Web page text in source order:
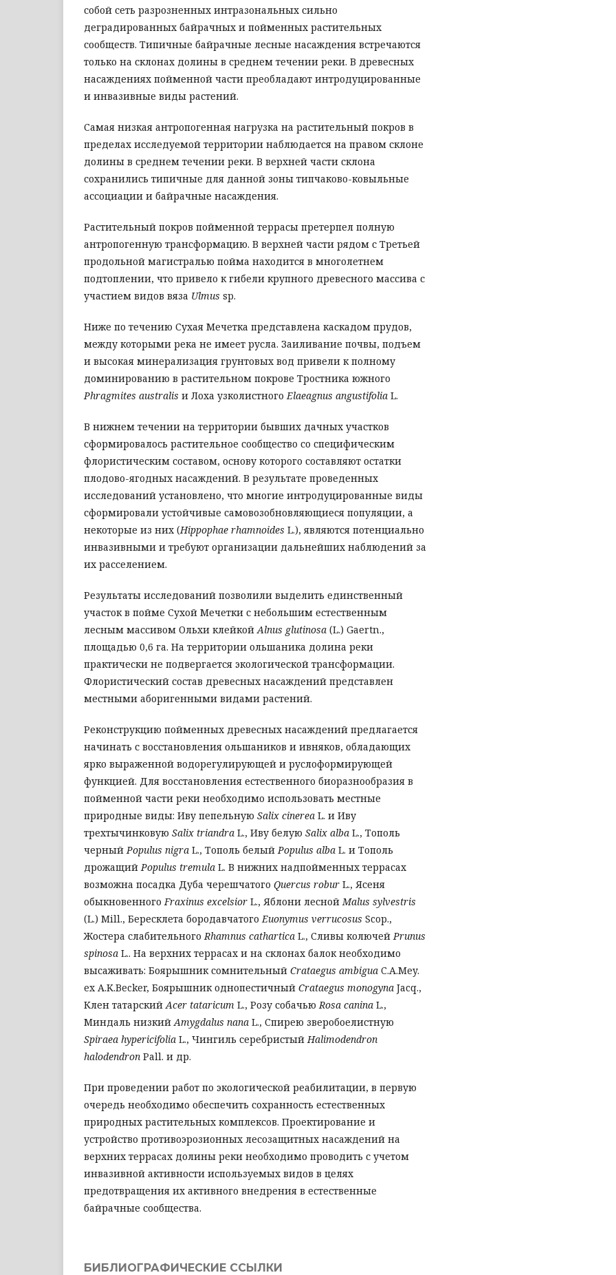
собой сеть разрозненных интразональных сильно
деградированных байрачных и пойменных растительных
сообществ. Типичные байрачные лесные насаждения встречаются
только на склонах долины в среднем течении реки. В древесных
насаждениях пойменной части преобладают интродуцированные
и инвазивные виды растений.
Самая низкая антропогенная нагрузка на растительный покров в
пределах исследуемой территории наблюдается на правом склоне
долины в среднем течении реки. В верхней части склона
сохранились типичные для данной зоны типчаково-ковыльные
ассоциации и байрачные насаждения.
Растительный покров пойменной террасы претерпел полную
антропогенную трансформацию. В верхней части рядом с Третьей
продольной магистралью пойма находится в многолетнем
подтоплении, что привело к гибели крупного древесного массива с
участием видов вяза Ulmus sp.
Ниже по течению Сухая Мечетка представлена каскадом прудов,
между которыми река не имеет русла. Заиливание почвы, подъем
и высокая минерализация грунтовых вод привели к полному
доминированию в растительном покрове Тростника южного
Phragmites australis и Лоха узколистногоElaeagnus angustifolia L.
В нижнем течении на территории бывших дачных участков
сформировалось растительное сообщество со специфическим
флористическим составом, основу которого составляют остатки
плодово-ягодных насаждений. В результате проведенных
исследований установлено, что многие интродуцированные виды
сформировали устойчивые самовозобновляющиеся популяции, а
некоторые из них (Hippophae rhamnoides L.), являются потенциально
инвазивными и требуют организации дальнейших наблюдений за
их расселением.
Результаты исследований позволили выделить единственный
участок в пойме Сухой Мечетки с небольшим естественным
лесным массивом Ольхи клейкойAlnus glutinosa (L.) Gaertn.,
площадью 0,6 га. На территории ольшаника долина реки
практически не подвергается экологической трансформации.
Флористический состав древесных насаждений представлен
местными аборигенными видами растений.
Реконструкцию пойменных древесных насаждений предлагается
начинать с восстановления ольшаников и ивняков, обладающих
ярко выраженной водорегулирующей и руслоформирующей
функцией. Для восстановления естественного биоразнообразия в
пойменной части реки необходимо использовать местные
природные виды: Иву пепельную Salix cinerea L. и Иву
трехтычинковую Salix triandra L., Иву белую Salix alba L., Тополь
черныйPopulus nigra L., Тополь белыйPopulus alba L. и Тополь
дрожащийPopulus tremula L. В нижних надпойменных террасах
возможна посадка Дуба черешчатого Quercus robur L., Ясеня
обыкновенногоFraxinus excelsior L., Яблони леснойMalus sylvestris
(L.) Mill., Бересклета бородавчатогоEuonymus verrucosus Scop.,
Жостера слабительногоRhamnus cathartica L., Сливы колючейPrunus
spinosa L.. На верхних террасах и на склонах балок необходимо
высаживать: Боярышник сомнительный Crataegus ambigua C.A.Mey.
ex A.K.Becker, Боярышник однопестичный Crataegus monogyna Jacq.,
Клен татарскийAcer tataricum L., Розу собачьюRosa canina L.,
Миндаль низкийAmygdalus nana L., Спирею зверобоелистную
Spiraea hypericifolia L., Чингиль серебристыйHalimodendron
halodendron Pall. и др.
При проведении работ по экологической реабилитации, в первую
очередь необходимо обеспечить сохранность естественных
природных растительных комплексов. Проектирование и
устройство противоэрозионных лесозащитных насаждений на
верхних террасах долины реки необходимо проводить с учетом
инвазивной активности используемых видов в целях
предотвращения их активного внедрения в естественные
байрачные сообщества.
БИБЛИОГРАФИЧЕСКИЕ ССЫЛКИ